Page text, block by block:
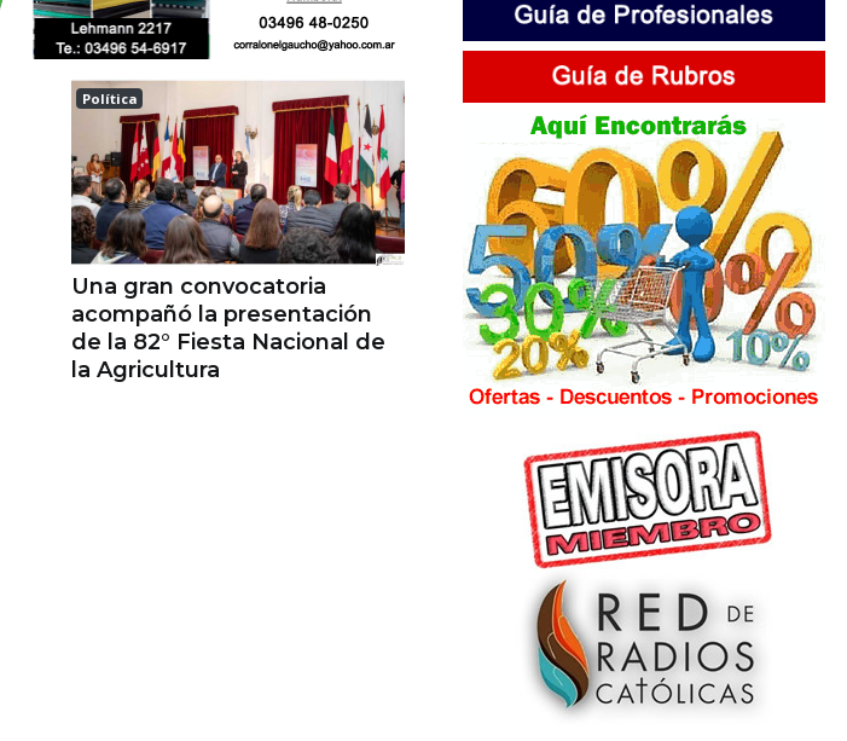
Política
Esperanza
Una gran convocatoria
acompañó la presentación
de la 82° Fiesta Nacional de
la Agricultura